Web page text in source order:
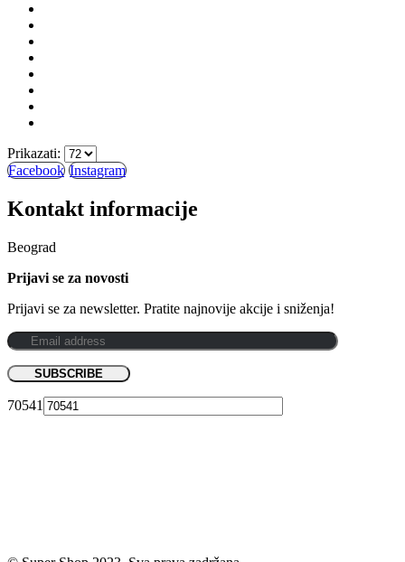
Prikazati:
Facebook Instagram
Kontakt informacije
Beograd
Prijavi se za novosti
Prijavi se za newsletter. Pratite najnovije akcije i sniženja!
70541